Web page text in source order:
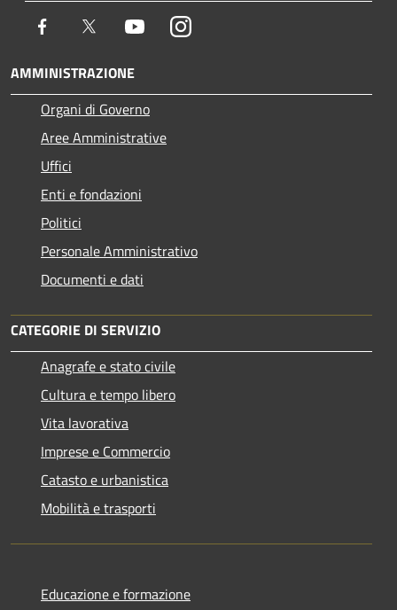
Facebook Twitter YoutubeInstagram
AMMINISTRAZIONE
Organi di Governo
Aree Amministrative
Uffici
Enti e fondazioni
Politici
Personale Amministrativo
Documenti e dati
CATEGORIE DI SERVIZIO
Anagrafe e stato civile
Cultura e tempo libero
Vita lavorativa
Imprese e Commercio
Catasto e urbanistica
Mobilità e trasporti
Educazione e formazione